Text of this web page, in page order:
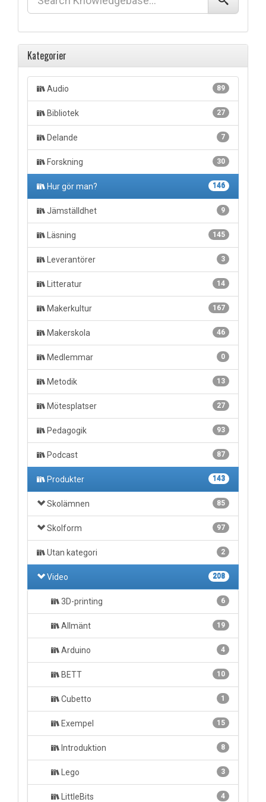
Kategorier
89
Audio
27
Bibliotek
7
Delande
30
Forskning
146
Hur gör man?
9
Jämställdhet
145
Läsning
3
Leverantörer
14
Litteratur
167
Makerkultur
46
Makerskola
0
Medlemmar
13
Metodik
27
Mötesplatser
93
Pedagogik
87
Podcast
143
Produkter
85
Skolämnen
97
Skolform
2
Utan kategori
208
Video
6
3D-printing
19
Allmänt
4
Arduino
10
BETT
1
Cubetto
15
Exempel
8
Introduktion
3
Lego
4
LittleBits